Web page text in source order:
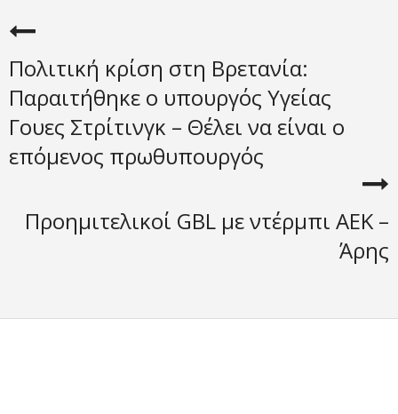
Πολιτική κρίση στη Βρετανία:
Παραιτήθηκε ο υπουργός Υγείας
Γουες Στρίτινγκ – Θέλει να είναι ο
επόμενος πρωθυπουργός
Προημιτελικοί GBL με ντέρμπι ΑΕΚ –
Άρης